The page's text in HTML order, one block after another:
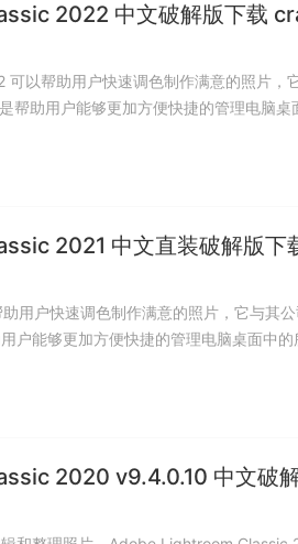
2022 中文破解版下载
以帮助用户快速调色制作满意的照片，
帮助用户能够更加方便快捷的管理电脑桌
2021 中文直装破解版下
用户快速调色制作满意的照片，它与其
户能够更加方便快捷的管理电脑桌面中的
2020 v9.4.0.10 中文破